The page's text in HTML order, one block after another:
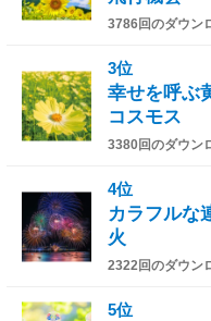
3786回のダウン
3位
幸せを呼ぶ
コスモス
3380回のダウン
4位
カラフルな
火
2322回のダウン
5位